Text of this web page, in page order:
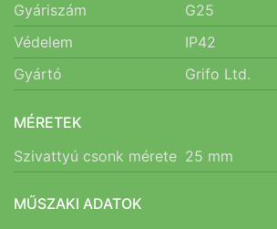
Gyáriszám
G25
Védelem
IP42
Gyártó
Grifo Ltd.
MÉRETEK
Szivattyú csonk mérete 25 mm
MŰSZAKI ADATOK